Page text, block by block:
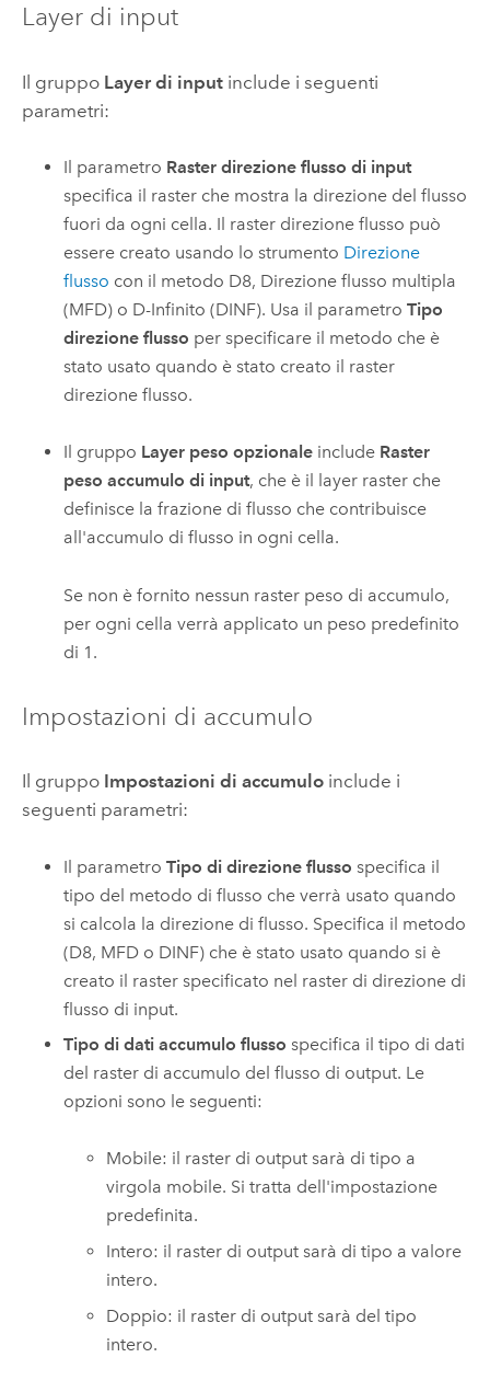
Layer di input
Il gruppo Layer di inputinclude i seguenti
parametri:
Il parametro Raster direzione flusso di input
specifica il raster che mostra la direzione del flusso
fuori da ogni cella. Il raster direzione flusso può
essere creato usando lo strumento Direzione
flusso con il metodo D8, Direzione flusso multipla
(MFD) o D-Infinito (DINF). Usa il parametroTipo
direzione flusso per specificare il metodo che è
stato usato quando è stato creato il raster
direzione flusso.
Il gruppo Layer peso opzionale include Raster
peso accumulo di input, che è il layer raster che
definisce la frazione di flusso che contribuisce
all'accumulo di flusso in ogni cella.
Se non è fornito nessun raster peso di accumulo,
per ogni cella verrà applicato un peso predefinito
di 1.
Impostazioni di accumulo
Il gruppo Impostazioni di accumuloinclude i
seguenti parametri:
Il parametroTipo di direzione flusso specifica il
tipo del metodo di flusso che verrà usato quando
si calcola la direzione di flusso. Specifica il metodo
(D8, MFD o DINF) che è stato usato quando si è
creato il raster specificato nel raster di direzione di
flusso di input.
Tipo di dati accumulo flusso specifica il tipo di dati
del raster di accumulo del flusso di output. Le
opzioni sono le seguenti:
Mobile: il raster di output sarà di tipo a
virgola mobile. Si tratta dell'impostazione
predefinita.
Intero: il raster di output sarà di tipo a valore
intero.
Doppio: il raster di output sarà del tipo
intero.